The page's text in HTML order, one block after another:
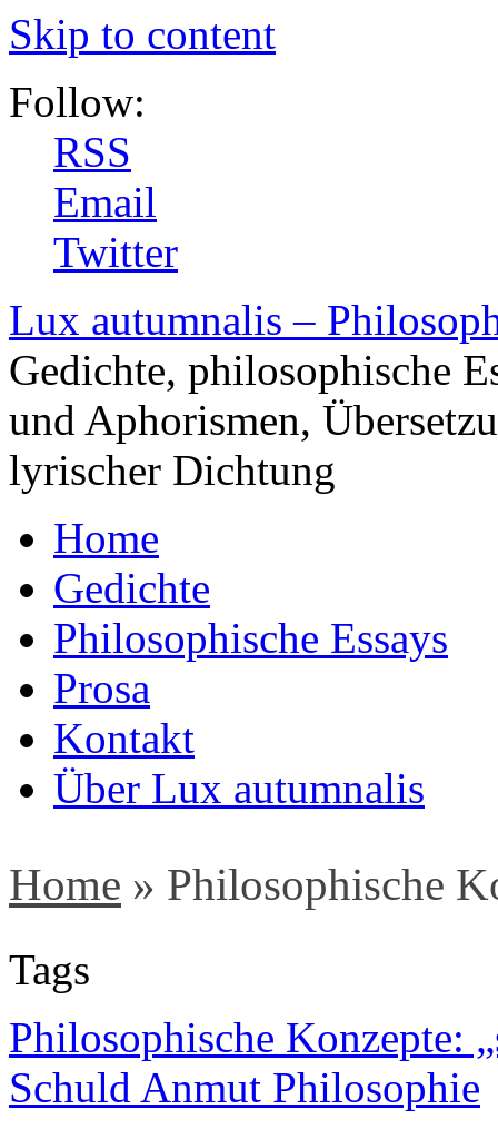
Skip to content
Follow:
RSS
Email
Twitter
Lux autumnalis –
Gedichte, philosophische
und Aphorismen,
lyrischer Dichtung
Home
Gedichte
Philosophische Essays
Prosa
Kontakt
Über Lux autumnalis
Home » Philosophische
Tags
Philosophische Konzepte:
Schuld Anmut Philosophie